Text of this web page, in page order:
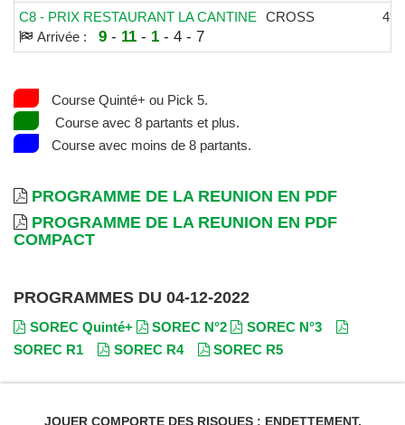
C8 - PRIX RESTAURANT LA CANTINE
Arrivée :
9- 11 - 1 - 4 - 7
CROSS
Course Quinté+ ou Pick 5.
Course avec 8 partants et plus.
Course avec moins de 8 partants.
PROGRAMME DE LA REUNION EN PDF
PROGRAMME DE LA REUNION EN PDF
COMPACT
PROGRAMMES DU 04-12-2022
SOREC Quinté+ SOREC N°2
SOREC N°3
SOREC R1
SOREC R4 SOREC R5
JOUER COMPORTE DES RISQUES : ENDETTEMENT,